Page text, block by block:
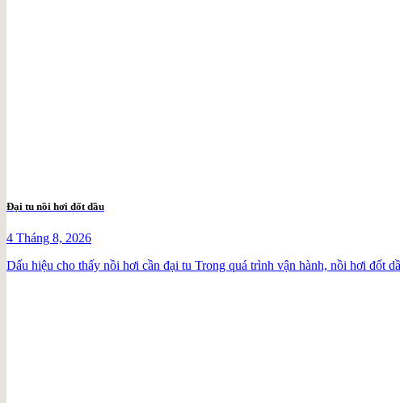
Đại tu nồi hơi đốt dầu
4 Tháng 8, 2026
Dấu hiệu cho thấy nồi hơi cần đại tu Trong quá trình vận hành, nồi hơi đốt